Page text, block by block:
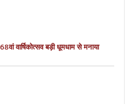
वार्षिकोत्सव बड़ी धूमधाम से मनाया